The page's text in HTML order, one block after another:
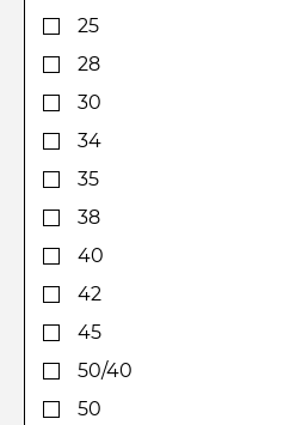
120
120
124
128
130
140
148
150
157
160
164
25
28
30
34
35
38
40
42
45
50/40
50